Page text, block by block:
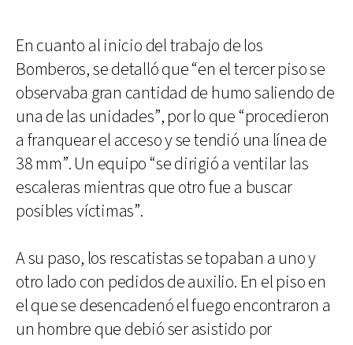
En cuanto al inicio del trabajo de los
Bomberos, se detalló que “en el tercer piso se
observaba gran cantidad de humo saliendo de
una de las unidades”, por lo que “procedieron
a franquear el acceso y se tendió una línea de
38 mm”. Un equipo “se dirigió a ventilar las
escaleras mientras que otro fue a buscar
posibles víctimas”.
A su paso, los rescatistas se topaban a uno y
otro lado con pedidos de auxilio. En el piso en
el que se desencadenó el fuego encontraron a
un hombre que debió ser asistido por